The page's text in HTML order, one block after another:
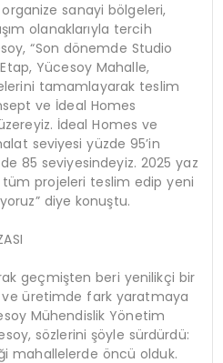
sanayi bölgeleri,
olanaklarıyla tercih
“Son dönemde Studio
Yücesoy Mahalle,
tamamlayarak teslim
ve İdeal Homes
İdeal Homes ve
seviyesi yüzde 95’in
85 seviyesindeyiz. 2025 yaz
tüm projeleri teslim edip yeni
diye konuştu.
geçmişten beri yenilikçi bir
ve üretimde fark yaratmaya
Mühendislik Yönetim
sözlerini şöyle sürdürdü:
mahallelerde öncü olduk.